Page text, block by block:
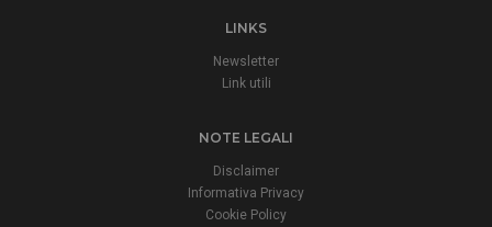
LINKS
Newsletter
Link utili
NOTE LEGALI
Disclaimer
Informativa Privacy
Cookie Policy